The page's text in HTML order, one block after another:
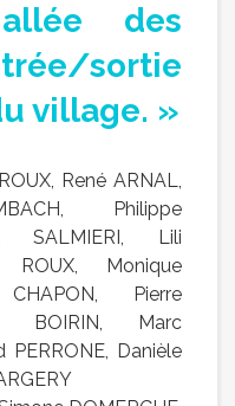
des
sortie
village. »
René ARNAL,
Philippe
SALMIERI, Lili
ROUX, Monique
Pierre
BOIRIN, Marc
PERRONE, Danièle